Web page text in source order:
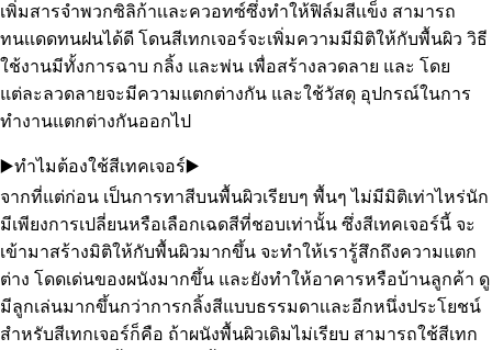
เพิ่มสารจำพวกซิลิก้าเเละควอทซ์ซึ่งทำให้ฟิล์มสีเเข็ง สามารถ
ทนเเดดทนฝนได้ดี โดนสีเทกเจอร์จะเพิ่มความมีมิติให้กับพื้นผิว วิธี
ใช้งานมีทั้งการฉาบ กลิ้ง และพ่น เพื่อสร้างลวดลาย และ โดย
แต่ละลวดลายจะมีความแตกต่างกัน และใช้วัสดุ อุปกรณ์ในการ
ทำงานแตกต่างกันออกไป
▶️ทำไมต้องใช้สีเทคเจอร์▶️
จากที่แต่ก่อน เป็นการทาสีบนพื้นผิวเรียบๆ พื้นๆ ไม่มีมิติเท่าไหร่นัก
มีเพียงการเปลี่ยนหรือเลือกเฉดสีที่ชอบเท่านั้น ซึ่งสีเทคเจอร์นี้ จะ
เข้ามาสร้างมิติให้กับพื้นผิวมากขึ้น จะทำให้เรารู้สึกถึงความแตก
ต่าง โดดเด่นของผนังมากขึ้น และยังทำให้อาคารหรือบ้านลูกค้า ดู
มีลูกเล่นมากขึ้นกว่าการกลิ้งสีแบบธรรมดาเเละอีกหนึ่งประโยชน์
สำหรับสีเทกเจอร์ก็คือ ถ้าผนังพื้นผิวเดิมไม่เรียบ สามารถใช้สีเทก